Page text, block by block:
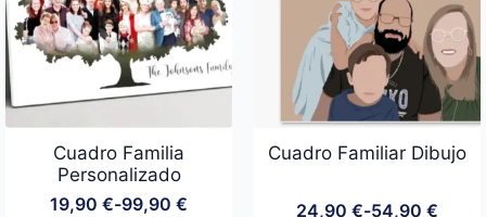
Cuadro Familia
Personalizado
19,90 €-99,90 €
Rango
Cuadro Familiar Dibujo
24,90 €-54,90 €